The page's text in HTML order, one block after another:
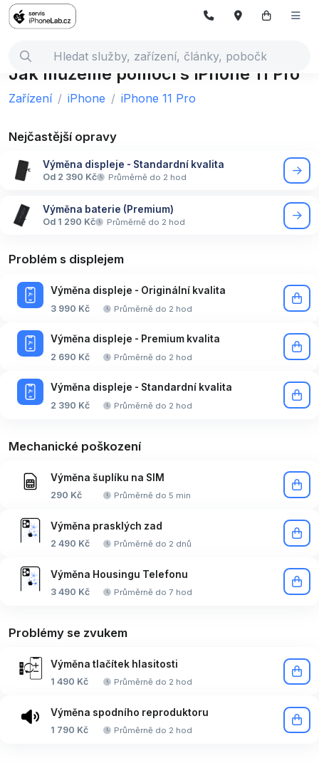
Jak můžeme pomoci s iPhone 11 Pro
Zařízení iPhone iPhone 11 Pro
Nejčastější opravy
Výměna displeje - Standardní kvalita
Od 2 390 Kč Průměrně do 2 hod
Výměna baterie (Premium)
Od 1 290 Kč Průměrně do 2 hod
Problém s displejem
Výměna displeje - Originální kvalita
3 990 Kč Průměrně do 2 hod
Výměna displeje - Premium kvalita
2 690 Kč Průměrně do 2 hod
Výměna displeje - Standardní kvalita
2 390 Kč Průměrně do 2 hod
Mechanické poškození
Výměna šuplíku na SIM
290 Kč Průměrně do 5 min
Výměna prasklých zad
2 490 Kč Průměrně do 2 dnů
Výměna Housingu Telefonu
3 490 Kč Průměrně do 7 hod
Problémy se zvukem
Výměna tlačítek hlasitosti
1 490 Kč Průměrně do 2 hod
Výměna spodního reproduktoru
1 790 Kč Průměrně do 2 hod